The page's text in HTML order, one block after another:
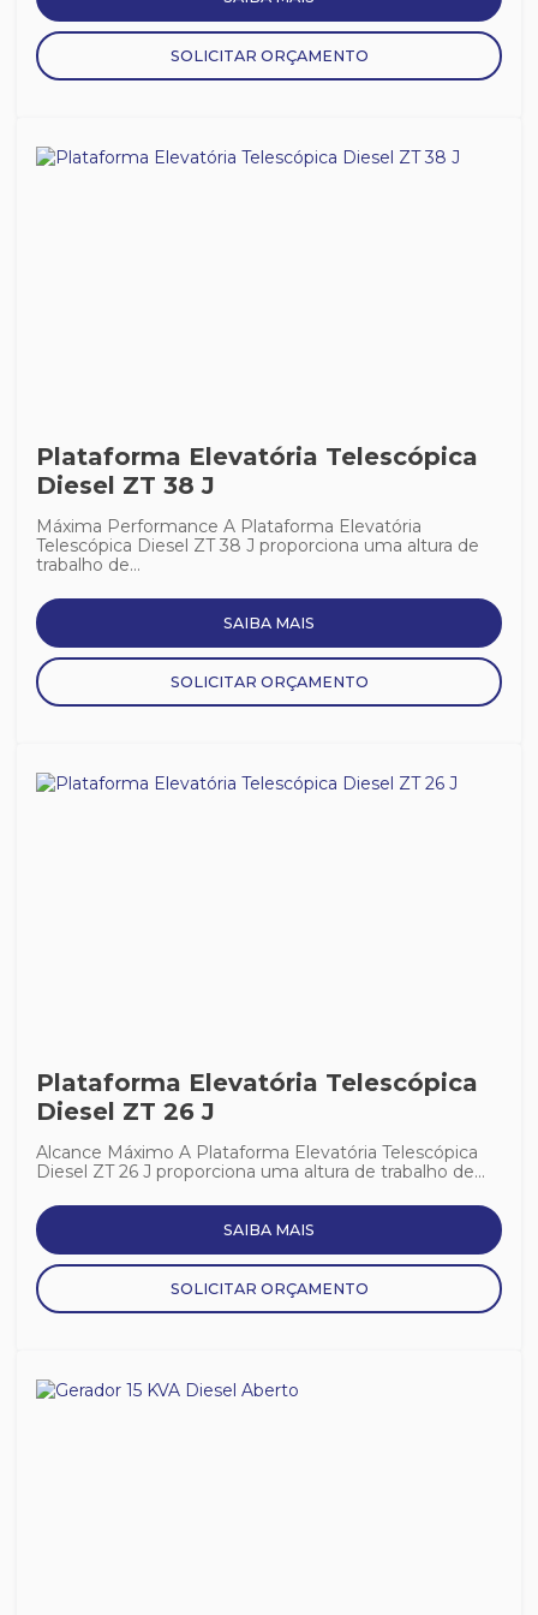
SOLICITAR ORÇAMENTO
Plataforma Elevatória Telescópica
Diesel ZT 38 J
Máxima Performance A Plataforma Elevatória
Telescópica Diesel ZT 38 J proporciona uma altura de
trabalho de...
SAIBA MAIS
SOLICITAR ORÇAMENTO
Plataforma Elevatória Telescópica
Diesel ZT 26 J
Alcance Máximo A Plataforma Elevatória Telescópica
Diesel ZT 26 J proporciona uma altura de trabalho de...
SAIBA MAIS
SOLICITAR ORÇAMENTO